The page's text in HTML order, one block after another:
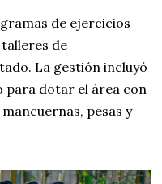
de ejercicios
de
La gestión incluyó
para dotar el área con
pesas y